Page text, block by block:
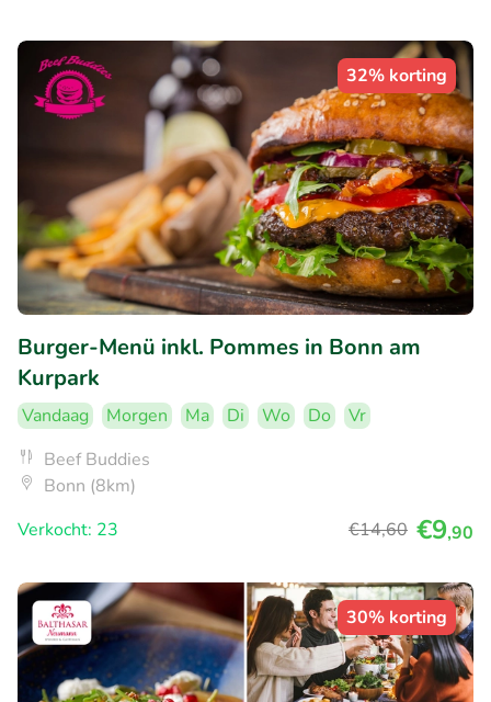
32% korting
Burger-Menü inkl. Pommes in Bonn am
Kurpark
Vandaag Morgen Ma Di Wo Do
Vr
Beef Buddies
Bonn (8km)
Verkocht: 23
€14,60 €9,90
30% korting